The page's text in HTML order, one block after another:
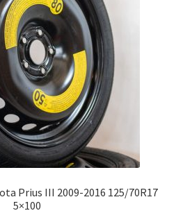
Prius III 2009-2016 125/70R17
5×100